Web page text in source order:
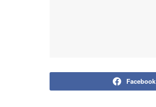
Facebook